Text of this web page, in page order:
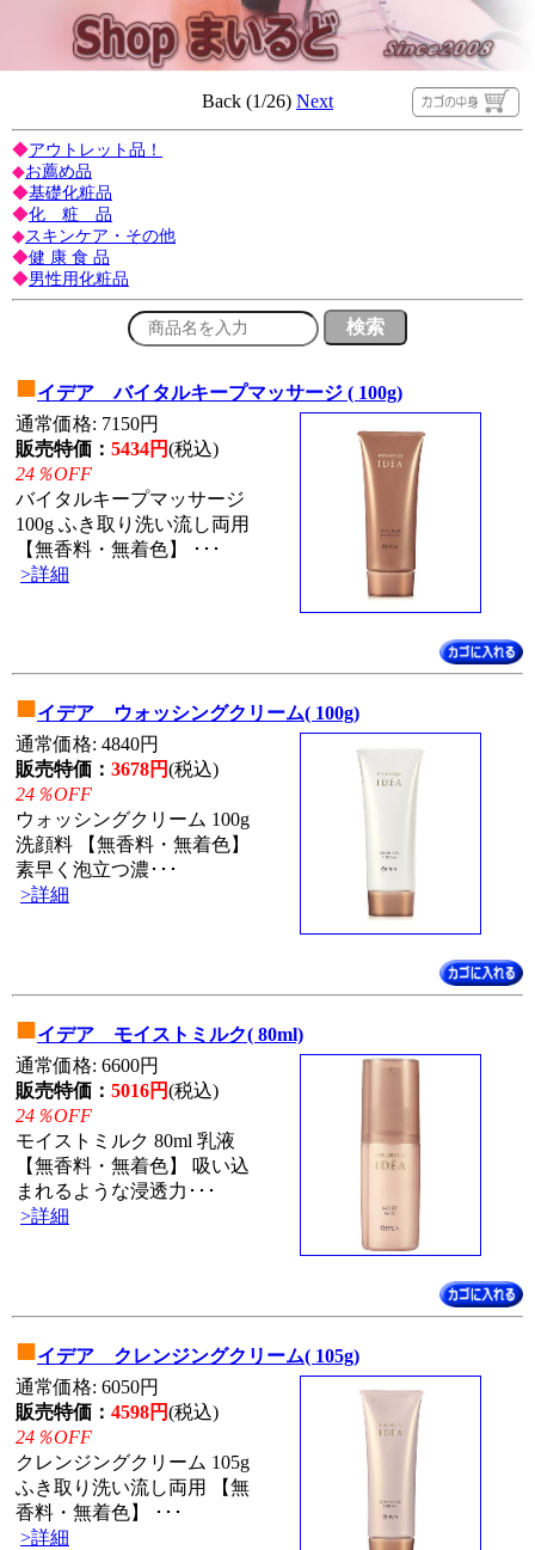
Back (1/26) Next
◆アウトレット品！
◆お薦め品
◆基礎化粧品
◆化 粧 品
◆スキンケア・その他
◆健 康 食 品
◆男性用化粧品
■イデア バイタルキープマッサージ ( 100g)
通常価格: 7150円
販売特価： 5434円(税込)
24％OFF
バイタルキープマッサージ
100g ふき取り洗い流し両用
【無香料・無着色】 ･･･
>詳細
■イデア ウォッシングクリーム( 100g)
通常価格: 4840円
販売特価： 3678円(税込)
24％OFF
ウォッシングクリーム 100g
洗顔料 【無香料・無着色】
素早く泡立つ濃･･･
>詳細
■イデア モイストミルク( 80ml)
通常価格: 6600円
販売特価： 5016円(税込)
24％OFF
モイストミルク 80ml 乳液
【無香料・無着色】 吸い込
まれるような浸透力･･･
>詳細
■イデア クレンジングクリーム( 105g)
通常価格: 6050円
販売特価： 4598円(税込)
24％OFF
クレンジングクリーム 105g
ふき取り洗い流し両用 【無
香料・無着色】 ･･･
>詳細